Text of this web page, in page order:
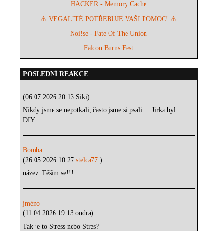
HACKER - Memory Cache
⚠️ VEGALITÉ POTŘEBUJE VAŠI POMOC! ⚠️
Noi!se - Fate Of The Union
Falcon Burns Fest
POSLEDNÍ REAKCE
...
(06.07.2026 20:13 Siki)
Nikdy jsme se nepotkali, často jsme si psali.... Jirka byl
DIY....
Bomba
(26.05.2026 10:27stelca77)
název. Těšim se!!!
jméno
(11.04.2026 19:13 ondra)
Tak je to Stress nebo Stres?